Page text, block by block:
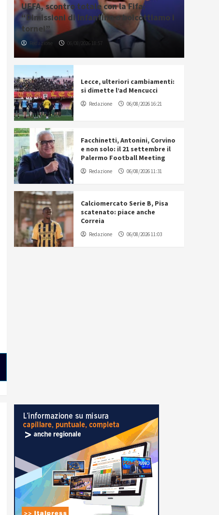
UEFA, scontro totale con la Fifa:
“Dimissioni di Infantino o boicottiamo i
tornei”
Redazione 06/08/2026 18:57
Lecce, ulteriori cambiamenti:
si dimette l’ad Mencucci
Redazione 06/08/2026 16:21
Facchinetti, Antonini, Corvino
e non solo: il 21 settembre il
Palermo Football Meeting
Redazione 06/08/2026 11:31
Calciomercato Serie B, Pisa
scatenato: piace anche
Correia
Redazione 06/08/2026 11:03